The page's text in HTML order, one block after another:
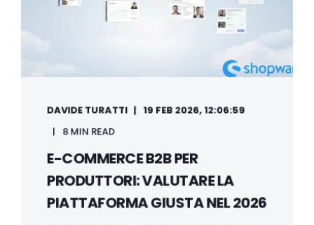
DAVIDE TURATTI
19 FEB 2026, 12:06:59
8 MIN READ
E-COMMERCE B2B PER
PRODUTTORI: VALUTARE LA
PIATTAFORMA GIUSTA NEL 2026